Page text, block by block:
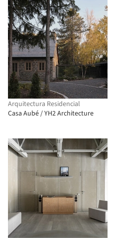
Arquitectura Residencial
Casa Aubé / YH2 Architecture